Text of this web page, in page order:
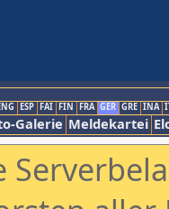
ESP FAI FIN FRA GER GRE INA
Galerie Meldekartei